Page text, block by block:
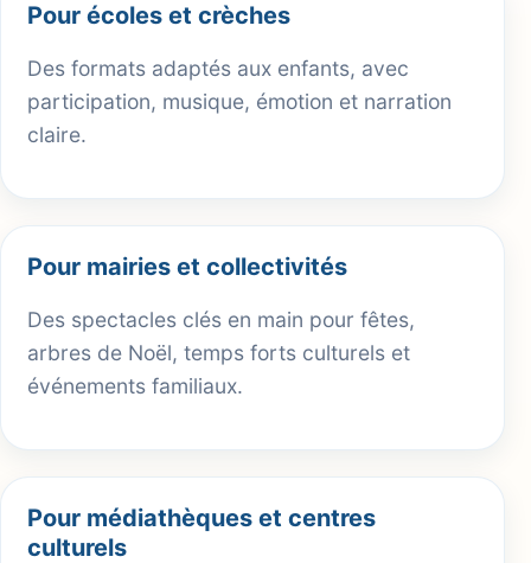
Pour écoles et crèches
Des formats adaptés aux enfants, avec
participation, musique, émotion et narration
claire.
Pour mairies et collectivités
Des spectacles clés en main pour fêtes,
arbres de Noël, temps forts culturels et
événements familiaux.
Pour médiathèques et centres
culturels